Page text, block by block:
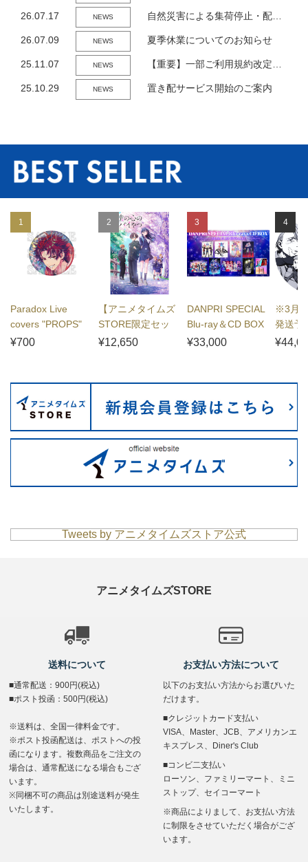
26.07.17 NEWS 自然災害による集荷停止・配送停止・配送遅延に関するお知らせについて
26.07.09 NEWS 夏季休業についてのお知らせ
25.11.07 NEWS 【重要】一部ご利用規約改定のご案内
25.10.29 NEWS 置き配サービス開始のご案内
1
Paradox Live
covers "PROPS"
缶バッジ 朱雀野 ア
¥700
2
【アニメタイムズ
STORE限定セッ
ト】劇場版「僕の
¥12,650
3
DANPRI SPECIAL
Blu-ray＆CD BOX
¥33,000
4
※3月
発送予
ニメタ
RADIO
ICE」
定版
Tweets by アニメタイムズストア公式
アニメタイムズSTORE